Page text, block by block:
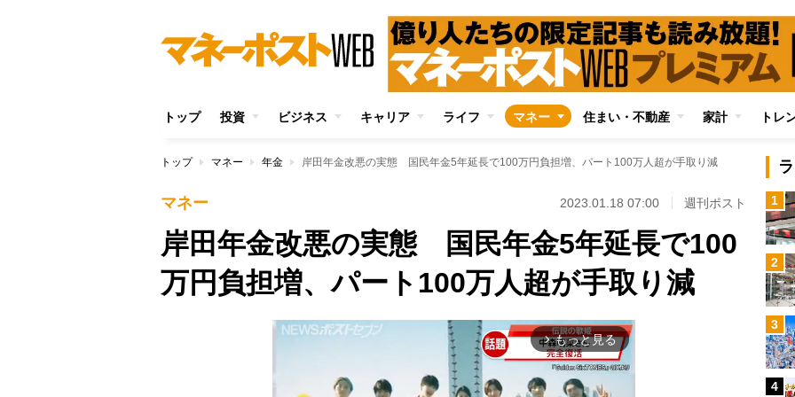
トップ 投資 ビジネス キャリア ライフ マネー 住まい・不動産 家計 トレ
トップ マネー 年金 岸田年金改悪の実態 国民年金5年延長で100万円負担増、パート100万人超が手取り減
マネー 2023.01.18 07:00 週刊ポスト
岸田年金改悪の実態 国民年金5年延長で100
万円負担増、パート100万人超が手取り減
arrow_forward_ios もっと見る
1
2
3
4